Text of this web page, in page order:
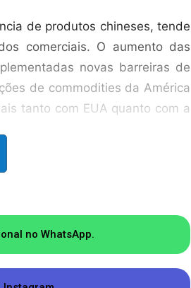
de produtos chineses, tende
comerciais. O aumento das
novas barreiras de
de commodities da América
tanto com EUA quanto com a
e exportadores de produtos
os dois mercados, precisaria
guerra comercial EUA-China.
no WhatsApp.